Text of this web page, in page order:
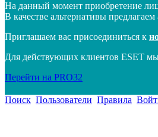
На данный момент приобретение
В качестве альтернативы
Приглашаем вас присоединиться к
Для действующих клиентов ESET
Перейти на PRO32
Поиск Пользователи Правила